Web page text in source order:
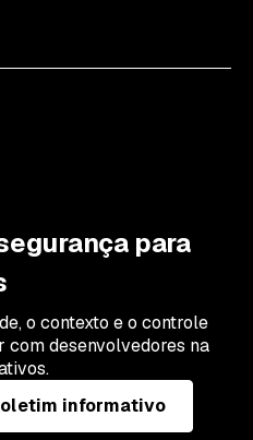
para
o contexto e o controle
desenvolvedores na
informativo